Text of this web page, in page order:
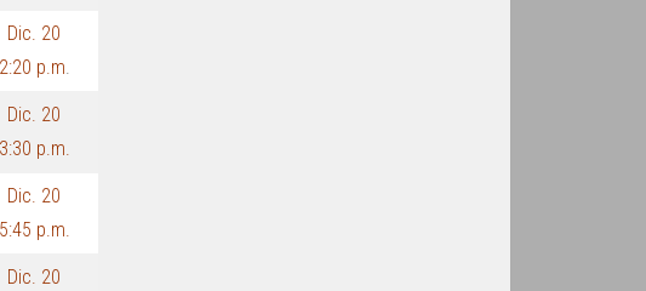
Dic. 20
2:20 p.m.
Dic. 20
3:30 p.m.
Dic. 20
5:45 p.m.
Dic. 20